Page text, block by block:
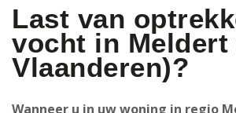
Last van
vocht in Meldert
Vlaanderen)?
Wanneer u in uw woning in regio